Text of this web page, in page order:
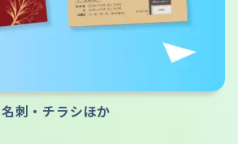
名刺・チラシほか